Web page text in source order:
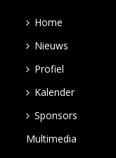
Home
Nieuws
Profiel
Kalender
Sponsors
Multimedia